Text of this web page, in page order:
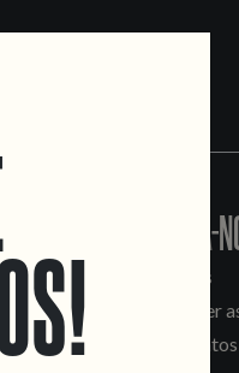
CONTACTA-
Informações
Quero vender
Tours e